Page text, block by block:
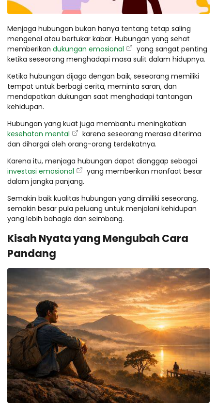
Menjaga hubungan bukan hanya tentang tetap saling
mengenal atau bertukar kabar. Hubungan yang sehat
memberikan dukungan emosional
yang sangat penting
ketika seseorang menghadapi masa sulit dalam hidupnya.
Ketika hubungan dijaga dengan baik, seseorang memiliki
tempat untuk berbagi cerita, meminta saran, dan
mendapatkan dukungan saat menghadapi tantangan
kehidupan.
Hubungan yang kuat juga membantu meningkatkan
kesehatan mental
karena seseorang merasa diterima
dan dihargai oleh orang-orang terdekatnya.
Karena itu, menjaga hubungan dapat dianggap sebagai
investasi emosional
yang memberikan manfaat besar
dalam jangka panjang.
Semakin baik kualitas hubungan yang dimiliki seseorang,
semakin besar pula peluang untuk menjalani kehidupan
yang lebih bahagia dan seimbang.
Kisah Nyata yang Mengubah Cara
Pandang